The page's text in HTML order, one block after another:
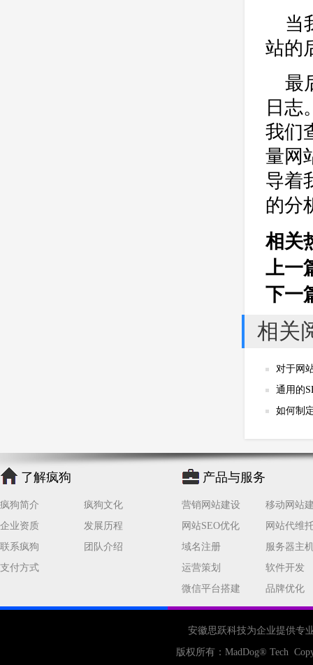
当
站的
最
日志
我们
量网
导着
的分
相关
上一
下一
相关
对于网
通用的
如何制
了解疯狗
疯狗简介
疯狗文化
企业资质
发展历程
联系疯狗
团队介绍
支付方式
产品与服务
营销网站建设
移动网站
网站SEO优化
网站代维
域名注册
服务器主
运营策划
软件开发
微信平台搭建
品牌优化
安徽思跃科技为企业提供专
版权所有： MadDog® Tech